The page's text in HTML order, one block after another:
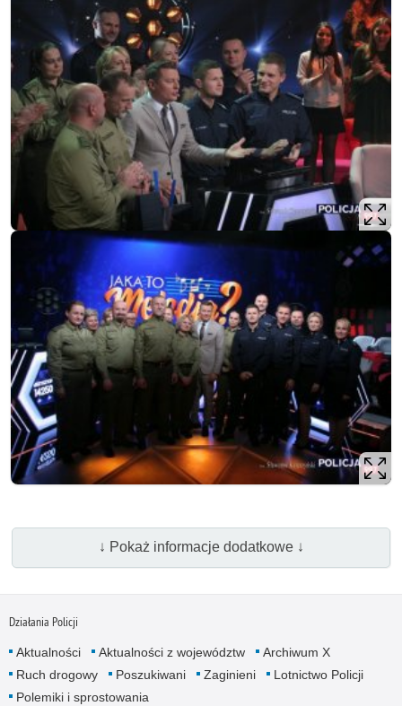
↓ Pokaż informacje dodatkowe ↓
Działania Policji
Aktualności Aktualności z województw
Archiwum X
Ruch drogowy
Poszukiwani Zaginieni
Lotnictwo Policji
Polemiki i sprostowania